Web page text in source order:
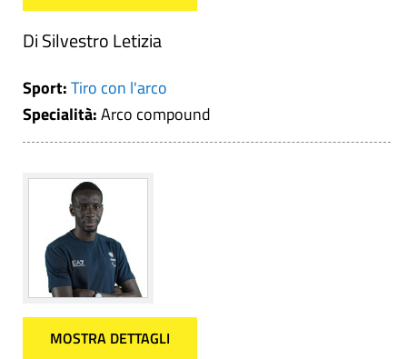
Di Silvestro Letizia
Sport:Tiro con l'arco
Specialità:Arco compound
MOSTRA DETTAGLI